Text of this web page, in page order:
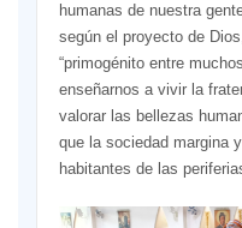
humanas de nuestra
según el proyecto de
“primogénito entre
enseñarnos a vivir la
valorar las bellezas
que la sociedad margina
habitantes de las